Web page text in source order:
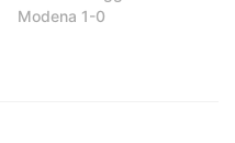
Modena 1-0